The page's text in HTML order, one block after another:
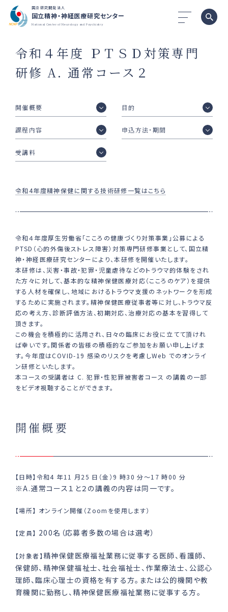
国立研究開発法人
国立精神・神経医療研究センター
National Center of Neurology and Psychiatry
令和４年度 ＰＴＳＤ対策専⾨
研修 A. 通常コース２
開催概要 目的
課程内容 申込方法･期間
受講料
令和4年度精神保健に関する技術研修一覧はこちら
令和４年度厚⽣労働省「こころの健康づくり対策事業」公募による
PTSD（⼼的外傷後ストレス障害）対策専⾨研修事業として、国⽴精
神・神経医療研究センターにより、本研修を開催いたします。
本研修は、災害・事故・犯罪・児童虐待などのトラウマ的体験をされ
た⽅々に対して、基本的な精神保健医療対応（こころのケア）を提供
する⼈材を確保し、地域におけるトラウマ⽀援のネットワークを形成
するために実施されます。精神保健医療従事者等に対し、トラウマ反
応の考え⽅、診断評価⽅法、初期対応、治療対応の基本を習得して
頂きます。
この機会を積極的に活⽤され、⽇々の臨床にお役に⽴てて頂けれ
ば幸いです。関係者の皆様の積極的なご参加をお願い申し上げま
す。今年度はCOVID-19 感染のリスクを考慮しWeb でのオンライ
ン研修といたします。
本コースの受講者は C. 犯罪・性犯罪被害者コース の講義の⼀部
をビデオ視聴することができます。
開催概要
【日時】令和4 年11 ⽉25 ⽇（⾦）9 時30 分〜17 時00 分
※A.通常コース１と２の講義の内容は同一です。
【場所】 オンライン開催（Zoomを使用します）
【定員】 200名（応募者多数の場合は選考）
【対象者】 精神保健医療福祉業務に従事する医師、看護師、
保健師、精神保健福祉士、社会福祉士、作業療法士、公認心
理師、臨床心理士の資格を有する方。または公的機関や教
育機関に勤務し、精神保健医療福祉業務に従事する方。